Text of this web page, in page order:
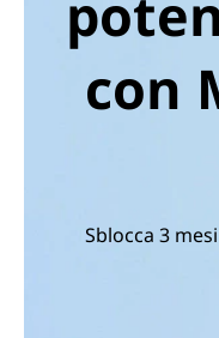
con
Sblocca 3